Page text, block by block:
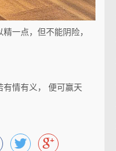
一点，但不能阴险，
有情有义， 便可赢天